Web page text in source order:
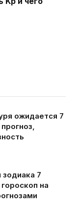
ожидается 7
7
на